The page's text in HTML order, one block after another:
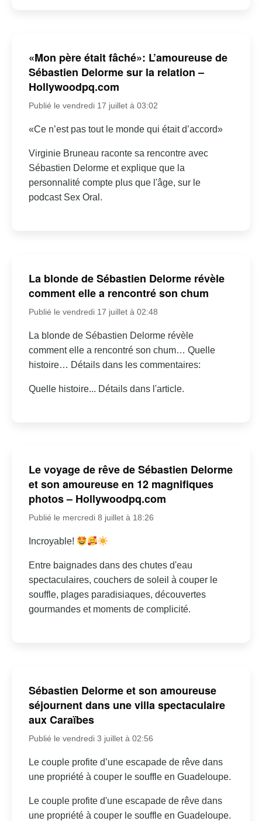
«Mon père était fâché»: L’amoureuse de
Sébastien Delorme sur la relation –
Hollywoodpq.com
Publié le vendredi 17 juillet à 03:02
«Ce n’est pas tout le monde qui était d’accord»
Virginie Bruneau raconte sa rencontre avec
Sébastien Delorme et explique que la
personnalité compte plus que l'âge, sur le
podcast Sex Oral.
La blonde de Sébastien Delorme révèle
comment elle a rencontré son chum
Publié le vendredi 17 juillet à 02:48
La blonde de Sébastien Delorme révèle
comment elle a rencontré son chum… Quelle
histoire… Détails dans les commentaires:
Quelle histoire... Détails dans l'article.
Le voyage de rêve de Sébastien Delorme
et son amoureuse en 12 magnifiques
photos – Hollywoodpq.com
Publié le mercredi 8 juillet à 18:26
Incroyable!
Entre baignades dans des chutes d'eau
spectaculaires, couchers de soleil à couper le
souffle, plages paradisiaques, découvertes
gourmandes et moments de complicité.
Sébastien Delorme et son amoureuse
séjournent dans une villa spectaculaire
aux Caraïbes
Publié le vendredi 3 juillet à 02:56
Le couple profite d’une escapade de rêve dans
une propriété à couper le souffle en Guadeloupe.
Le couple profite d'une escapade de rêve dans
une propriété à couper le souffle en Guadeloupe.